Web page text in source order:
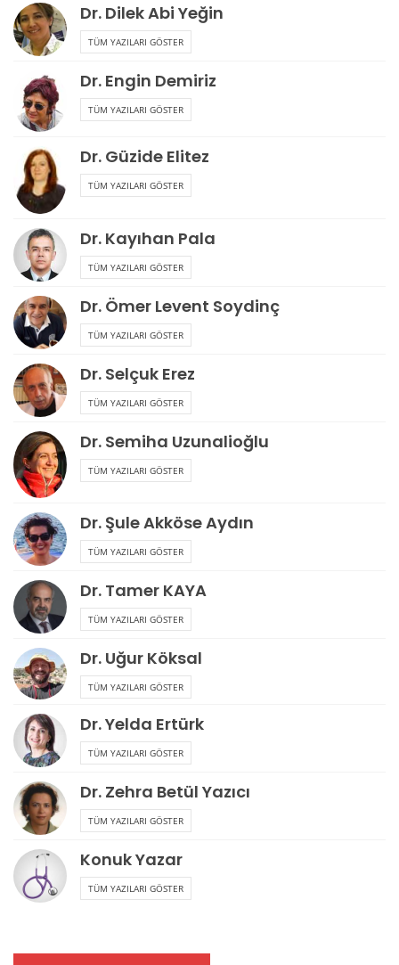
Dr. Dilek Abi Yeğin
TÜM YAZILARI GÖSTER
Dr. Engin Demiriz
TÜM YAZILARI GÖSTER
Dr. Güzide Elitez
TÜM YAZILARI GÖSTER
Dr. Kayıhan Pala
TÜM YAZILARI GÖSTER
Dr. Ömer Levent Soydinç
TÜM YAZILARI GÖSTER
Dr. Selçuk Erez
TÜM YAZILARI GÖSTER
Dr. Semiha Uzunalioğlu
TÜM YAZILARI GÖSTER
Dr. Şule Akköse Aydın
TÜM YAZILARI GÖSTER
Dr. Tamer KAYA
TÜM YAZILARI GÖSTER
Dr. Uğur Köksal
TÜM YAZILARI GÖSTER
Dr. Yelda Ertürk
TÜM YAZILARI GÖSTER
Dr. Zehra Betül Yazıcı
TÜM YAZILARI GÖSTER
Konuk Yazar
TÜM YAZILARI GÖSTER